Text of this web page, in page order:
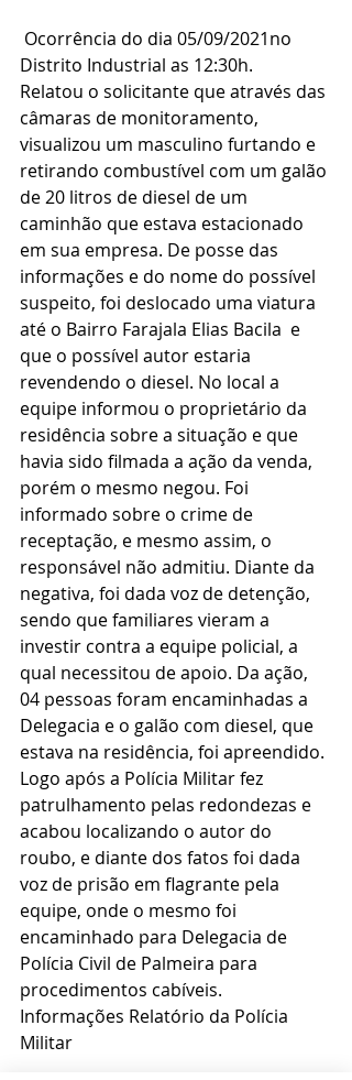
Distrito Industrial as 12:30h.
Relatou o solicitante que através das
câmaras de monitoramento,
visualizou um masculino furtando e
retirando combustível com um galão
de 20 litros de diesel de um
caminhão que estava estacionado
em sua empresa. De posse das
informações e do nome do possível
suspeito, foi deslocado uma viatura
até o Bairro Farajala Elias Bacila  e
que o possível autor estaria
revendendo o diesel. No local a
equipe informou o proprietário da
residência sobre a situação e que
havia sido filmada a ação da venda,
porém o mesmo negou. Foi
informado sobre o crime de
receptação, e mesmo assim, o
responsável não admitiu. Diante da
negativa, foi dada voz de detenção,
sendo que familiares vieram a
investir contra a equipe policial, a
qual necessitou de apoio. Da ação,
04 pessoas foram encaminhadas a
Delegacia e o galão com diesel, que
estava na residência, foi apreendido.
Logo após a Polícia Militar fez
patrulhamento pelas redondezas e
acabou localizando o autor do
roubo, e diante dos fatos foi dada
voz de prisão em flagrante pela
equipe, onde o mesmo foi
encaminhado para Delegacia de
Polícia Civil de Palmeira para
procedimentos cabíveis.
Informações Relatório da Polícia
Militar